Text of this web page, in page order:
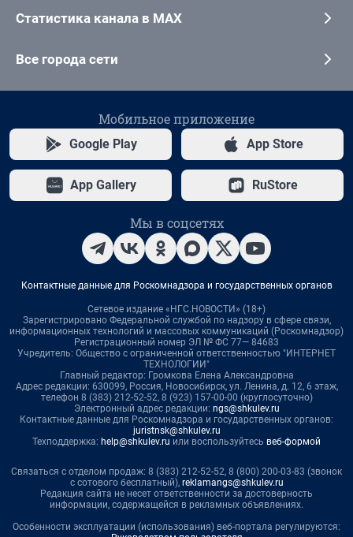
Статистика канала в MAX
Все города сети
Мобильное приложение
Google Play App Store
App Gallery RuStore
Мы в соцсетях
Контактные данные для Роскомнадзора и государственных органов
Сетевое издание «НГС.НОВОСТИ» (18+)
Зарегистрировано Федеральной службой по надзору в сфере связи,
информационных технологий и массовых коммуникаций (Роскомнадзор)
Регистрационный номер ЭЛ № ФС 77— 84683
Учредитель: Общество с ограниченной ответственностью "ИНТЕРНЕТ
ТЕХНОЛОГИИ"
Главный редактор: Громкова Елена Александровна
Адрес редакции: 630099, Россия, Новосибирск, ул. Ленина, д. 12, 6 этаж,
телефон 8 (383) 212-52-52, 8 (923) 157-00-00 (круглосуточно)
Электронный адрес редакции: ngs@shkulev.ru
Контактные данные для Роскомнадзора и государственных органов:
juristnsk@shkulev.ru
Техподдержка: help@shkulev.ru или воспользуйтесь веб-формой
Связаться с отделом продаж: 8 (383) 212-52-52, 8 (800) 200-03-83 (звонок
с сотового бесплатный), reklamangs@shkulev.ru
Редакция сайта не несет ответственности за достоверность
информации, содержащейся в рекламных объявлениях.
Особенности эксплуатации (использования) веб-портала регулируются: